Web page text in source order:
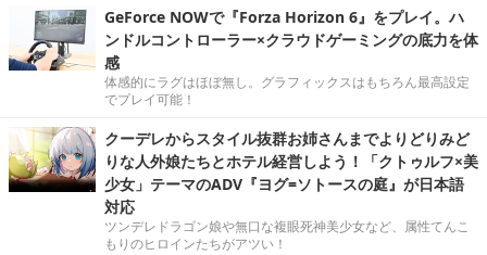
GeForce NOWで『Forza Horizon 6』をプレイ。ハ
ンドルコントローラー×クラウドゲーミングの底力を体
感
体感的にラグはほぼ無し。グラフィックスはもちろん最高設定
でプレイ可能！
クーデレからスタイル抜群お姉さんまでよりどりみど
りな人外娘たちとホテル経営しよう！「クトゥルフ×美
少女」テーマのADV『ヨグ=ソトースの庭』が日本語
対応
ツンデレドラゴン娘や無口な複眼死神美少女など、属性てんこ
もりのヒロインたちがアツい！